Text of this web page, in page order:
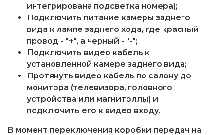
интегрирована подсветка номера);
Подключить питание камеры заднего
вида к лампе заднего хода, где красный
провод - "+", а черный - "-";
Подключить видео кабель к
установленной камере заднего вида;
Протянуть видео кабель по салону до
монитора (телевизора, головного
устройства или магнитоллы) и
подключить его к видео входу.
В момент переключения коробки передач на